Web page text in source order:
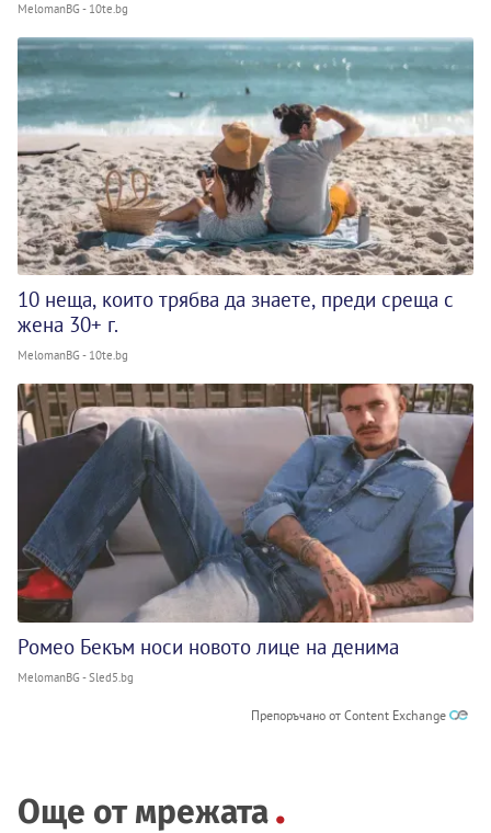
MelomanBG - 10te.bg
10 неща, които трябва да знаете, преди среща с
жена 30+ г.
MelomanBG - 10te.bg
Ромео Бекъм носи новото лице на денима
MelomanBG - Sled5.bg
Препоръчано от Content Exchange
Още от мрежата